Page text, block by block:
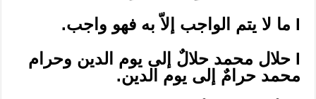
l ما لا يتم الواجب إلاّ به فهو واجب.
l حلال محمد حلالٌ إلى يوم الدين وحرام
محمد حرامٌ إلى يوم الدين.